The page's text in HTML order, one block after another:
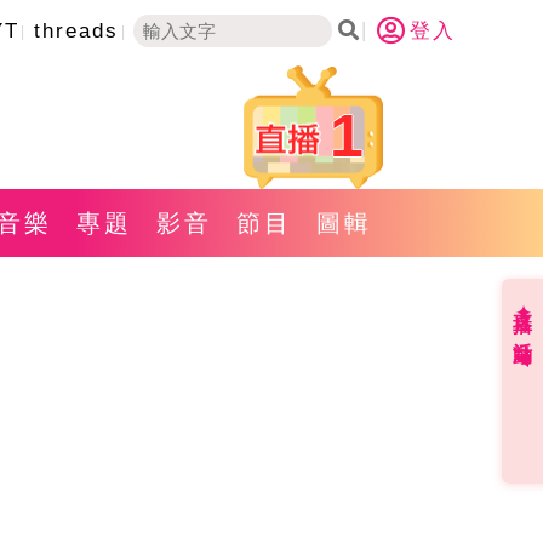
threads 登入
1
樂 專題 影音 節目 圖輯
直播✦活動